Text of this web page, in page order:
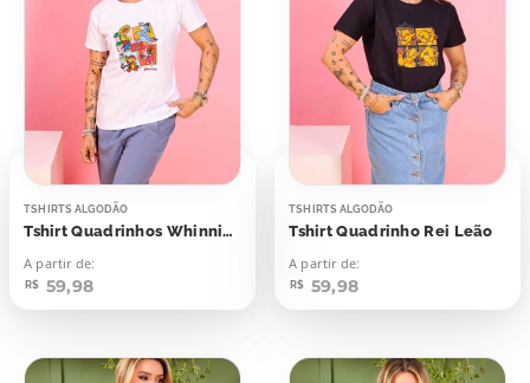
TSHIRTS ALGODÃO
Tshirt Quadrinhos Whinnie The Pooh
A partir de:
R$ 59,98
TSHIRTS ALGODÃO
Tshirt Quadrinho Rei Leão
A partir de:
R$ 59,98